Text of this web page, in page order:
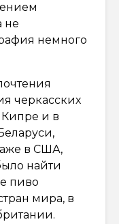
не
немного
черкасских
Кипре и в
в США,
найти
пиво
мира, в